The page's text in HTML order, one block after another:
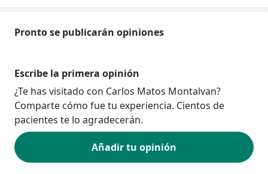
Pronto se publicarán opiniones
Escribe la primera opinión
¿Te has visitado con Carlos Matos Montalvan?
Comparte cómo fue tu experiencia. Cientos de
pacientes te lo agradecerán.
Añadir tu opinión